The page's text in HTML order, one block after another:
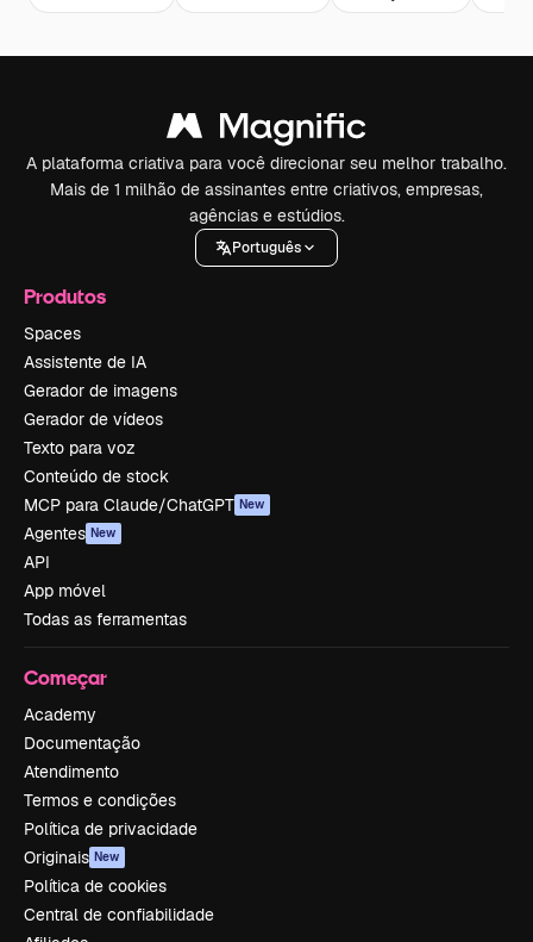
A plataforma criativa para você direcionar seu melhor trabalho.
Mais de 1 milhão de assinantes entre criativos, empresas,
agências e estúdios.
Português
Produtos
Spaces
Assistente de IA
Gerador de imagens
Gerador de vídeos
Texto para voz
Conteúdo de stock
MCP para Claude/ChatGPT New
Agentes New
API
App móvel
Todas as ferramentas
Começar
Academy
Documentação
Atendimento
Termos e condições
Política de privacidade
Originais New
Política de cookies
Central de confiabilidade